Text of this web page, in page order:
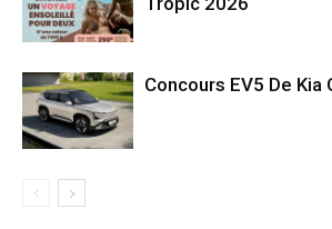
Concours EV5 De Kia